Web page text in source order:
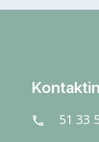
call 51 33